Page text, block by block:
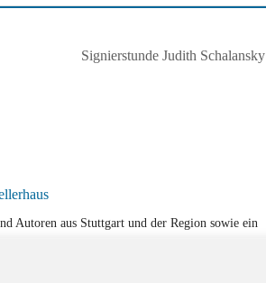
Signierstunde Judith Schalansky
Autoren aus Stuttgart und der Region sowie ein